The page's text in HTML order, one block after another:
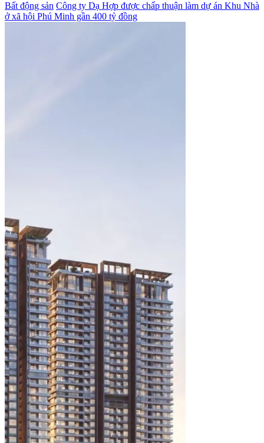
Bất động sản Công ty Dạ Hợp được chấp thuận làm dự án Khu Nhà
ở xã hội Phú Minh gần 400 tỷ đồng